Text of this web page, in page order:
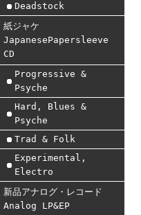
Deadstock
紙ジャケ
JapanesePapersleeve
CD
Progressive &
Psyche
Hard, Blues &
Psyche
Trad & Folk
Experimental,
Electro
新品アナログ・レコード
Analog LP&EP